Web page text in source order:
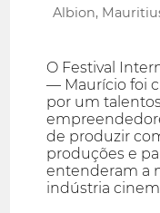
Albion,
O Festival
— Maurício foi
por um
de produzir
produções e
entenderam a
indústria